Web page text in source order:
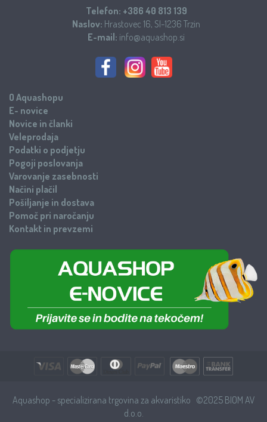
Telefon: +386 40 813 139
Naslov: Hrastovec 16, SI-1236 Trzin
E-mail: info@aquashop.si
O Aquashopu
E- novice
Novice in članki
Veleprodaja
Podatki o podjetju
Pogoji poslovanja
Varovanje zasebnosti
Načini plačil
Pošiljanje in dostava
Pomoč pri naročanju
Kontakt in prevzemi
Aquashop - specializirana trgovina za akvaristiko ©2025 BIOM AV
d.o.o.